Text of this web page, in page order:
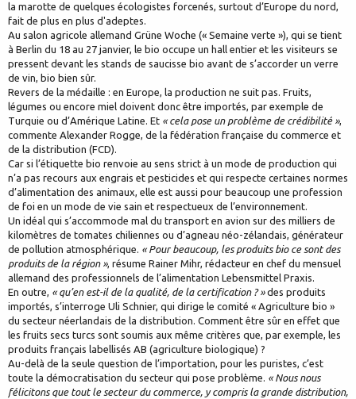
la marotte de quelques écologistes forcenés, surtout d’Europe du nord,
fait de plus en plus d'adeptes.
Au salon agricole allemand Grüne Woche (« Semaine verte »), qui se tient
à Berlin du 18 au 27 janvier, le bio occupe un hall entier et les visiteurs se
pressent devant les stands de saucisse bio avant de s’accorder un verre
de vin, bio bien sûr.
Revers de la médaille : en Europe, la production ne suit pas. Fruits,
légumes ou encore miel doivent donc être importés, par exemple de
Turquie ou d’Amérique Latine. Et « cela pose un problème de crédibilité »,
commente Alexander Rogge, de la fédération française du commerce et
de la distribution (FCD).
Car si l’étiquette bio renvoie au sens strict à un mode de production qui
n’a pas recours aux engrais et pesticides et qui respecte certaines normes
d’alimentation des animaux, elle est aussi pour beaucoup une profession
de foi en un mode de vie sain et respectueux de l’environnement.
Un idéal qui s’accommode mal du transport en avion sur des milliers de
kilomètres de tomates chiliennes ou d’agneau néo-zélandais, générateur
de pollution atmosphérique. « Pour beaucoup, les produits bio ce sont des
produits de la région », résume Rainer Mihr, rédacteur en chef du mensuel
allemand des professionnels de l’alimentation Lebensmittel Praxis.
En outre, « qu’en est-il de la qualité, de la certification ? »des produits
importés, s’interroge Uli Schnier, qui dirige le comité « Agriculture bio »
du secteur néerlandais de la distribution. Comment être sûr en effet que
les fruits secs turcs sont soumis aux même critères que, par exemple, les
produits français labellisés AB (agriculture biologique) ?
Au-delà de la seule question de l’importation, pour les puristes, c’est
toute la démocratisation du secteur qui pose problème. « Nous nous
félicitons que tout le secteur du commerce, y compris la grande distribution,